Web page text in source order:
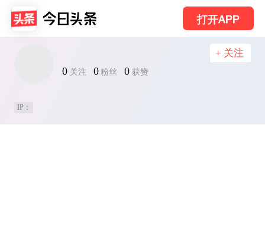
打开APP
0 关注 0 粉丝 0 获赞
+ 关注
IP：